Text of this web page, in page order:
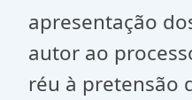
apresentação
autor ao
réu à pretensão